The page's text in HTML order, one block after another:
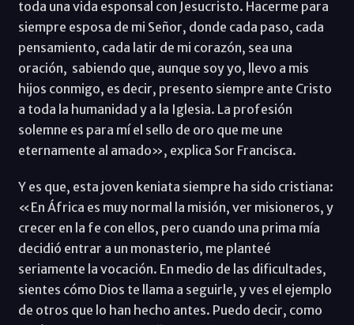
toda una vida esponsal con Jesucristo. Hacerme para
siempre esposa de mi Señor, donde cada paso, cada
pensamiento, cada latir de mi corazón, sea una
oración, sabiendo que, aunque soy yo, llevo a mis
hijos conmigo, es decir, presento siempre ante Cristo
a toda la humanidad y a la Iglesia. La profesión
solemne es para mí el sello de oro que me une
eternamente al amado», explica Sor Francisca.
Y es que, esta joven keniata siempre ha sido cristiana:
«En África es muy normal la misión, ver misioneros, y
crecer en la fe con ellos, pero cuando una prima mía
decidió entrar a un monasterio, me planteé
seriamente la vocación. En medio de las dificultades,
sientes cómo Dios te llama a seguirle, y ves el ejemplo
de otros que lo han hecho antes. Puedo decir, como